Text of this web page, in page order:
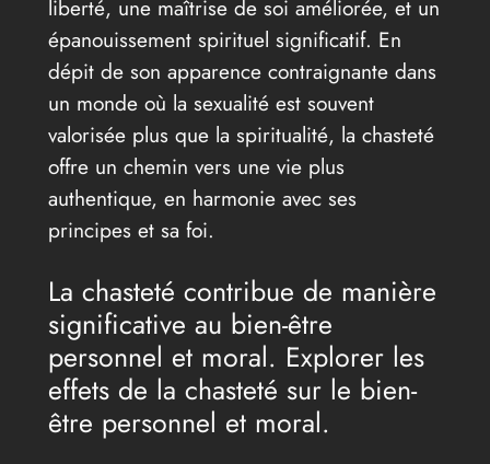
liberté, une maîtrise de soi améliorée, et un
épanouissement spirituel significatif. En
dépit de son apparence contraignante dans
un monde où la sexualité est souvent
valorisée plus que la spiritualité, la chasteté
offre un chemin vers une vie plus
authentique, en harmonie avec ses
principes et sa foi.
La chasteté contribue de manière
significative au bien-être
personnel et moral. Explorer les
effets de la chasteté sur le bien-
être personnel et moral.